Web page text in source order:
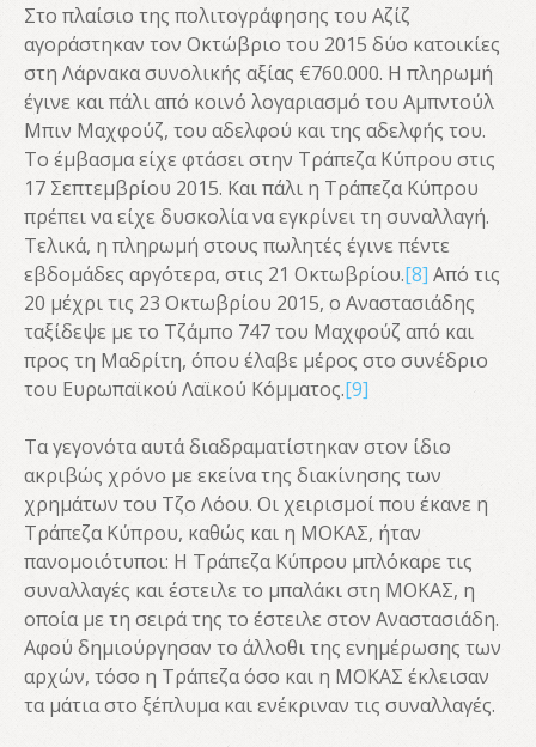
Στο πλαίσιο της πολιτογράφησης του Αζίζ
αγοράστηκαν τον Οκτώβριο του 2015 δύο κατοικίες
στη Λάρνακα συνολικής αξίας €760.000. Η πληρωμή
έγινε και πάλι από κοινό λογαριασμό του Αμπντούλ
Μπιν Μαχφούζ, του αδελφού και της αδελφής του.
Το έμβασμα είχε φτάσει στην Τράπεζα Κύπρου στις
17 Σεπτεμβρίου 2015. Και πάλι η Τράπεζα Κύπρου
πρέπει να είχε δυσκολία να εγκρίνει τη συναλλαγή.
Τελικά, η πληρωμή στους πωλητές έγινε πέντε
εβδομάδες αργότερα, στις 21 Οκτωβρίου.[8] Από τις
20 μέχρι τις 23 Οκτωβρίου 2015, ο Αναστασιάδης
ταξίδεψε με το Τζάμπο 747 του Μαχφούζ από και
προς τη Μαδρίτη, όπου έλαβε μέρος στο συνέδριο
του Ευρωπαϊκού Λαϊκού Κόμματος.[9]
Τα γεγονότα αυτά διαδραματίστηκαν στον ίδιο
ακριβώς χρόνο με εκείνα της διακίνησης των
χρημάτων του Τζο Λόου. Οι χειρισμοί που έκανε η
Τράπεζα Κύπρου, καθώς και η ΜΟΚΑΣ, ήταν
πανομοιότυποι: Η Τράπεζα Κύπρου μπλόκαρε τις
συναλλαγές και έστειλε το μπαλάκι στη ΜΟΚΑΣ, η
οποία με τη σειρά της το έστειλε στον Αναστασιάδη.
Αφού δημιούργησαν το άλλοθι της ενημέρωσης των
αρχών, τόσο η Τράπεζα όσο και η ΜΟΚΑΣ έκλεισαν
τα μάτια στο ξέπλυμα και ενέκριναν τις συναλλαγές.